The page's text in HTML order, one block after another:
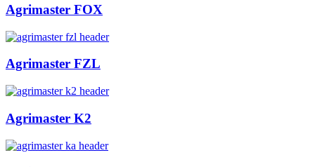
Agrimaster FOX
Agrimaster FZL
Agrimaster K2